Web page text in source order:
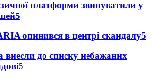
платформи звинуватили у
5
опинився в центрі скандалу5
до списку небажаних
5